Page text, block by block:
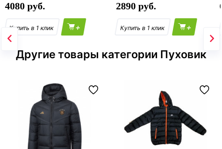
4080
+
2890
+
Другие товары категории Пуховик